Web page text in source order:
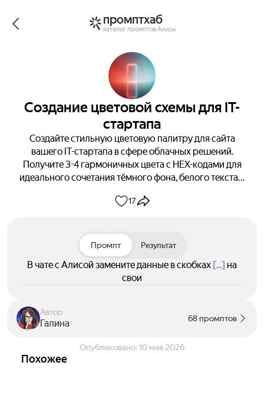
промптхаб
каталог промптов Алисы
Создание цветовой схемы для IT-
стартапа
Создайте стильную цветовую палитру для сайта
вашего IT-стартапа в сфере облачных решений.
Получите 3-4 гармоничных цвета с HEX-кодами для
идеального сочетания тёмного фона, белого текста и
профессионального вида и отличной читаемости.
17
Промпт Результат
В чате с Алисой замените данные в скобках [...] на
свои
Автор
Галина 68 промптов
Опубликовано: 10 мая 2026
Похожее